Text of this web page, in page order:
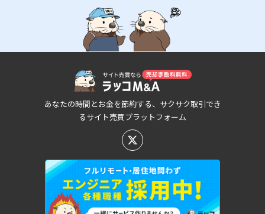
あなたの時間とお金を節約する、サクサク取引でき
るサイト売買プラットフォーム